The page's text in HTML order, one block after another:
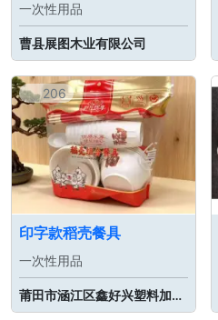
一次性用品
曹县展图木业有限公司
206
印字款稻壳餐具
一次性用品
莆田市涵江区鑫好兴塑料加工厂